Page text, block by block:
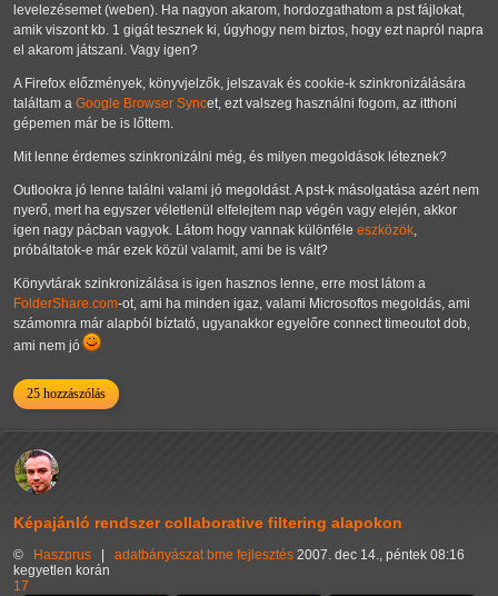
levelezésemet (weben). Ha nagyon akarom, hordozgathatom a pst fájlokat,
amik viszont kb. 1 gigát tesznek ki, úgyhogy nem biztos, hogy ezt napról napra
el akarom játszani. Vagy igen?
A Firefox előzmények, könyvjelzők, jelszavak és cookie-k szinkronizálására
találtam a Google Browser Syncet, ezt valszeg használni fogom, az itthoni
gépemen már be is lőttem.
Mit lenne érdemes szinkronizálni még, és milyen megoldások léteznek?
Outlookra jó lenne találni valami jó megoldást. A pst-k másolgatása azért nem
nyerő, mert ha egyszer véletlenül elfelejtem nap végén vagy elején, akkor
igen nagy pácban vagyok. Látom hogy vannak különféle eszközök,
próbáltatok-e már ezek közül valamit, ami be is vált?
Könyvtárak szinkronizálása is igen hasznos lenne, erre most látom a
FolderShare.com-ot, ami ha minden igaz, valami Microsoftos megoldás, ami
számomra már alapból bíztató, ugyanakkor egyelőre connect timeoutot dob,
ami nem jó
25 hozzászólás
Képajánló rendszer collaborative filtering alapokon
© Haszprus adatbányászat bme fejlesztés 2007. dec 14., péntek 08:16
kegyetlen korán
17